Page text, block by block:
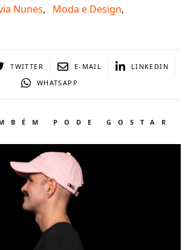
Nunes, Moda e Design,
TWITTER E-MAIL
LINKEDIN
WHATSAPP
PODE GOSTAR